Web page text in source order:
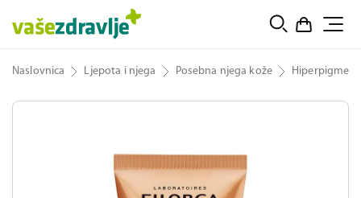
Naslovnica Ljepota i njega Posebna njega kože